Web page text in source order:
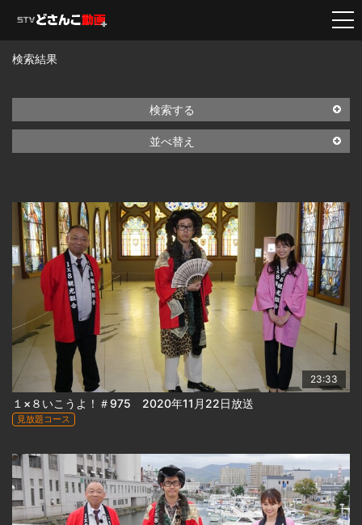
検索結果
検索する
並べ替え
23:33
１×８いこうよ！＃975 2020年11月22日放送
見放題コース